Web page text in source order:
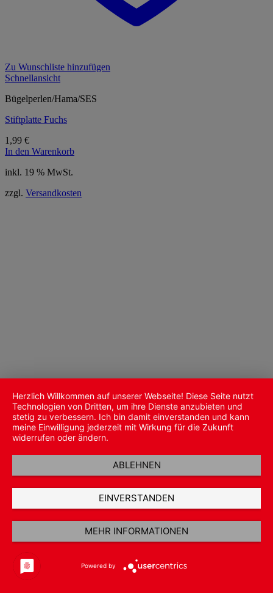
Zu Wunschliste hinzufügen
Schnellansicht
Bügelperlen/Hama/SES
Stiftplatte Fuchs
1,99 €
In den Warenkorb
inkl. 19 % MwSt.
zzgl. Versandkosten
Herzlich Willkommen auf unserer Webseite! Diese Seite nutzt
Technologien von Dritten, um ihre Dienste anzubieten und
stetig zu verbessern. Ich bin damit einverstanden und kann
meine Einwilligung jederzeit mit Wirkung für die Zukunft
widerrufen oder ändern.
ABLEHNEN
EINVERSTANDEN
MEHR INFORMATIONEN
Powered by